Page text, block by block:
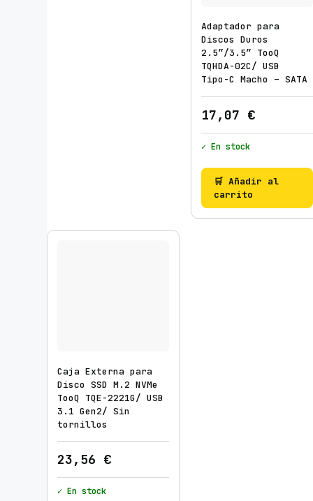
Adaptador para
Discos Duros
2.5″/3.5″ TooQ
TQHDA-02C/ USB
Tipo-C Macho – SATA
17,07 €
✓ En stock
🛒 Añadir al
carrito
Caja Externa para
Disco SSD M.2 NVMe
TooQ TQE-2221G/ USB
3.1 Gen2/ Sin
tornillos
23,56 €
✓ En stock